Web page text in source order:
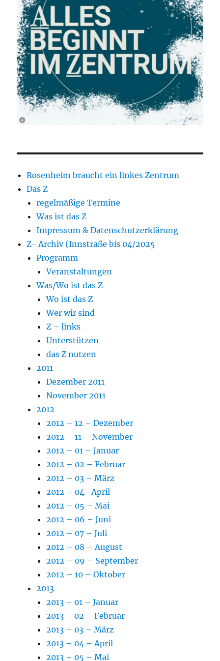
Rosenheim braucht ein linkes Zentrum
Das Z
regelmäßige Termine
Was ist das Z
Impressum & Datenschutzerklärung
Z- Archiv (Innstraße bis 04/2025
Programm
Veranstaltungen
Was/Wo ist das Z
Wo ist das Z
Wer wir sind
Z – links
Unterstützen
das Z nutzen
2011
Dezember 2011
November 2011
2012
2012 – 12 – Dezember
2012 – 11 – November
2012 – 01 – Januar
2012 – 02 – Februar
2012 – 03 – März
2012 – 04 -April
2012 – 05 – Mai
2012 – 06 – Juni
2012 – 07 – Juli
2012 – 08 – August
2012 – 09 – September
2012 – 10 – Oktober
2013
2013 – 01 – Januar
2013 – 02 – Februar
2013 – 03 – März
2013 – 04 – April
2013 – 05 – Mai